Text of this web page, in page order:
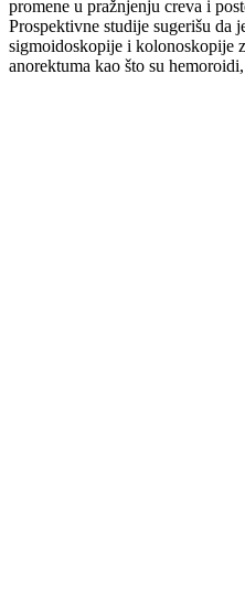
promene u pražnjenju creva i
Prospektivne studije sugerišu da
sigmoidoskopije i kolonoskopije
anorektuma kao što su